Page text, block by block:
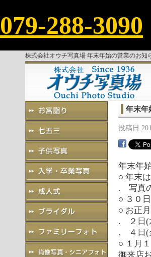
079-288-3090
株式会社オウチ写真場 年末年始の営業のお知
年末年
投稿日
年末年
○ 年末
. 写真
○ ３０
○ お正
. ２日(
. ４日(
○ １月
御来店